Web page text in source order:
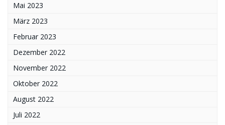
Mai 2023
März 2023
Februar 2023
Dezember 2022
November 2022
Oktober 2022
August 2022
Juli 2022